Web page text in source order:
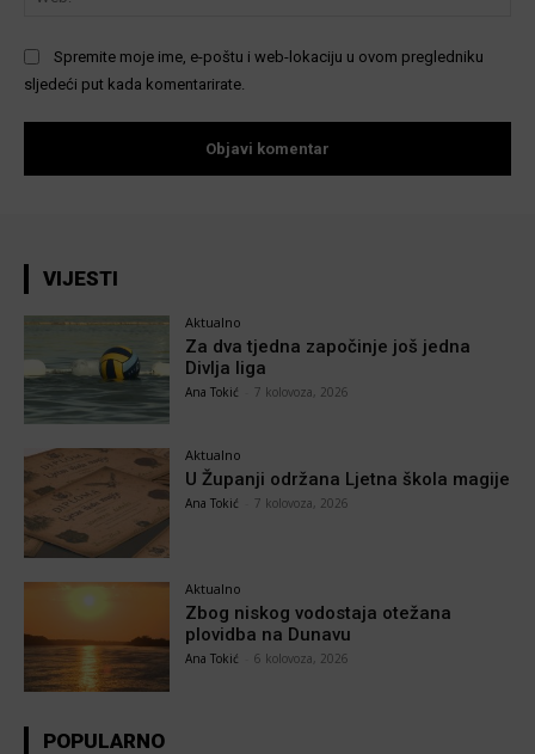
Spremite moje ime, e-poštu i web-lokaciju u ovom pregledniku
sljedeći put kada komentarirate.
VIJESTI
Aktualno
Za dva tjedna započinje još jedna
Divlja liga
Ana Tokić 7 kolovoza, 2026
Aktualno
U Županji održana Ljetna škola magije
Ana Tokić 7 kolovoza, 2026
Aktualno
Zbog niskog vodostaja otežana
plovidba na Dunavu
Ana Tokić 6 kolovoza, 2026
POPULARNO